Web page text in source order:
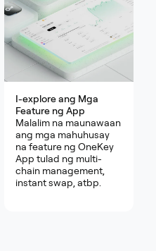
I-explore ang Mga
Feature ng App
Malalim na maunawaan
ang mga mahuhusay
na feature ng OneKey
App tulad ng multi-
chain management,
instant swap, atbp.